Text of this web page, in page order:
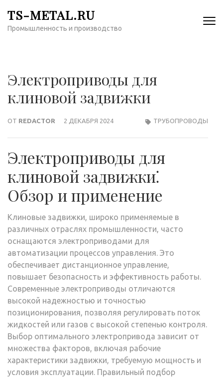
содержимому
TS-METAL.RU
Промышленность и производство
Электроприводы для
клиновой задвижки
ОТ REDACTOR 2 ДЕКАБРЯ 2024 ТРУБОПРОВОДЫ
Электроприводы для
клиновой задвижки⁚
Обзор и применение
Клиновые задвижки, широко применяемые в
различных отраслях промышленности, часто
оснащаются электроприводами для
автоматизации процессов управления. Это
обеспечивает дистанционное управление,
повышает безопасность и эффективность работы.
Современные электроприводы отличаются
высокой надежностью и точностью
позиционирования, позволяя регулировать поток
жидкостей или газов с высокой степенью контроля.
Выбор оптимального электропривода зависит от
множества факторов, включая рабочие
характеристики задвижки, требуемую мощность и
условия эксплуатации. Правильный подбор